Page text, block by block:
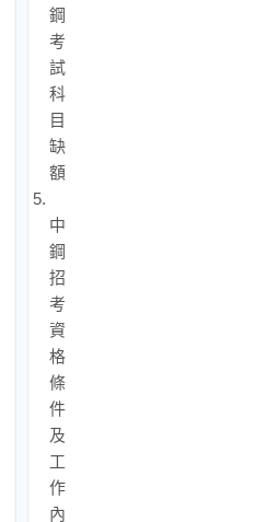
鋼
考
試
科
目、
缺
額
5.
中
鋼
招
考
資
格
條
件
及
工
作
內